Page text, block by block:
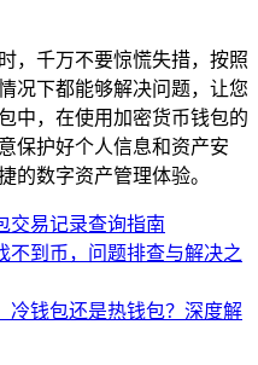
，千万不要惊慌失措，按照
况下都能够解决问题，让您
中，在使用加密货币钱包的
保护好个人信息和资产安
的数字资产管理体验。
交易记录查询指南
不到币，问题排查与解决之
冷钱包还是热钱包？深度解